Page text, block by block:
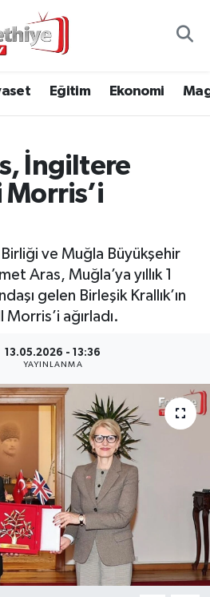
Eğitim Ekonomi
İngiltere
Morris’i
Birliği ve Muğla Büyükşehir
Aras, Muğla’ya yıllık 1
gelen Birleşik Krallık’ın
Morris’i ağırladı.
13.05.2026 - 13:36
YAYINLANMA
Haritası
ve Fikstür